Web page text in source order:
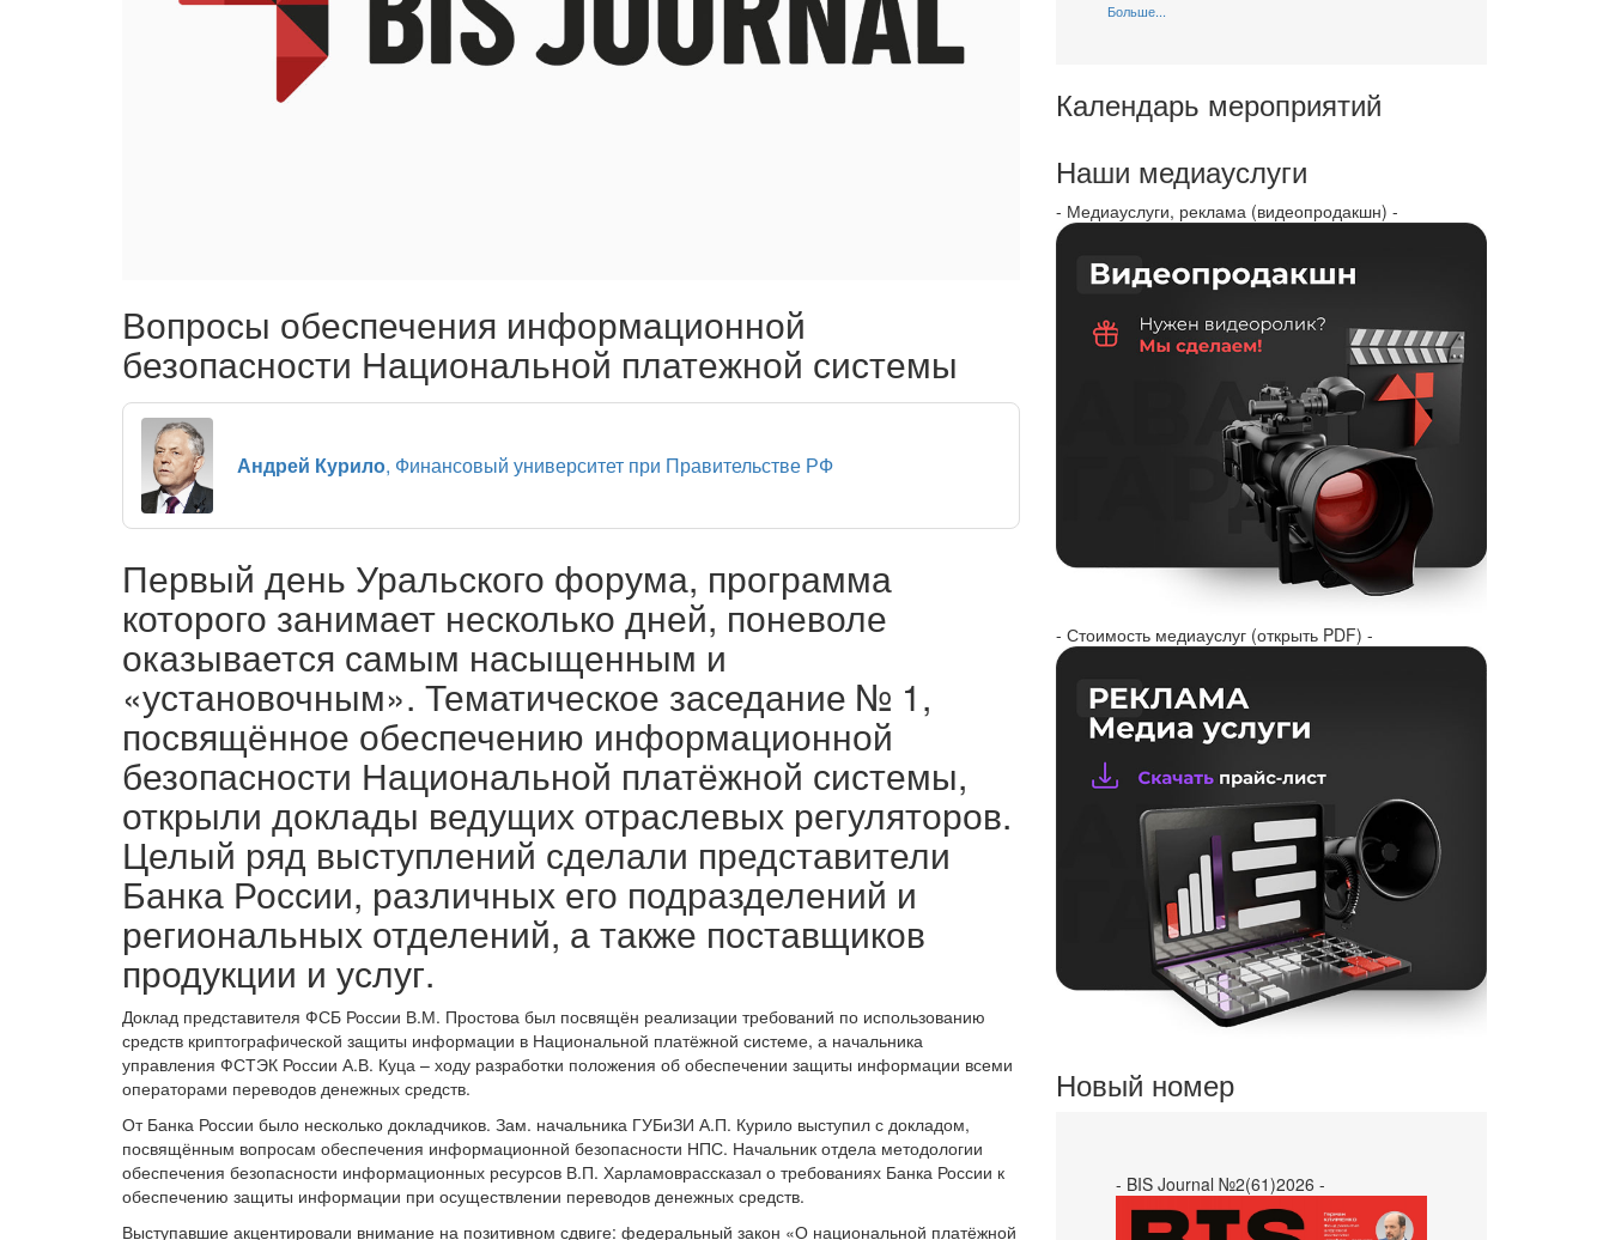
Вопросы обеспечения информационной
безопасности Национальной платежной системы
Андрей Курило, Финансовый университет при Правительстве РФ
Первый день Уральского форума, программа
которого занимает несколько дней, поневоле
оказывается самым насыщенным и
«установочным». Тематическое заседание № 1,
посвящённое обеспечению информационной
безопасности Национальной платёжной системы,
открыли доклады ведущих отраслевых регуляторов.
Целый ряд выступлений сделали представители
Банка России, различных его подразделений и
региональных отделений, а также поставщиков
продукции и услуг.
Доклад представителя ФСБ России В.М. Простова был посвящён реализации требований по использованию
средств криптографической защиты информации в Национальной платёжной системе, а начальника
управления ФСТЭК России А.В. Куца – ходу разработки положения об обеспечении защиты информации всеми
операторами переводов денежных средств.
От Банка России было несколько докладчиков. Зам. начальника ГУБиЗИ А.П. Курило выступил с докладом,
посвящённым вопросам обеспечения информационной безопасности НПС. Начальник отдела методологии
обеспечения безопасности информационных ресурсов В.П. Харламоврассказал о требованиях Банка России к
обеспечению защиты информации при осуществлении переводов денежных средств.
Выступавшие акцентировали внимание на позитивном сдвиге: федеральный закон «О национальной платёжной
Больше...
Календарь мероприятий
Наши медиауслуги
- Медиауслуги, реклама (видеопродакшн) -
- Стоимость медиауслуг (открыть PDF) -
Новый номер
- BIS Journal №2(61)2026 -